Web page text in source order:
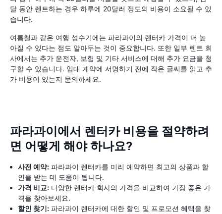
달 동안 렌트하는 경우 하루에 20달러 정도의 비용이 소요될 수 있
습니다.
여름철과 같은 여행 성수기에는 파라과이의 렌터카 가격이 더 높
아질 수 있다는 점도 알아두는 것이 중요합니다. 또한 일부 렌트 회
사에서는 추가 운전자, 보험 및 기타 서비스에 대해 추가 요금을 청
구할 수 있습니다. 임대 계약에 서명하기 전에 작은 글씨를 읽고 추
가 비용이 있는지 문의하세요.
파라과이에서 렌터카 비용을 절약하려
면 어떻게 해야 하나요?
사전 예약: 파라과이 렌터카를 미리 예약하면 최고의 상품과 할
인을 받는 데 도움이 됩니다.
가격 비교: 다양한 렌터카 회사의 가격을 비교하여 가장 좋은 가
격을 찾아보세요.
할인 찾기: 파라과이 렌터카에 대한 할인 및 프로모션 혜택을 찾